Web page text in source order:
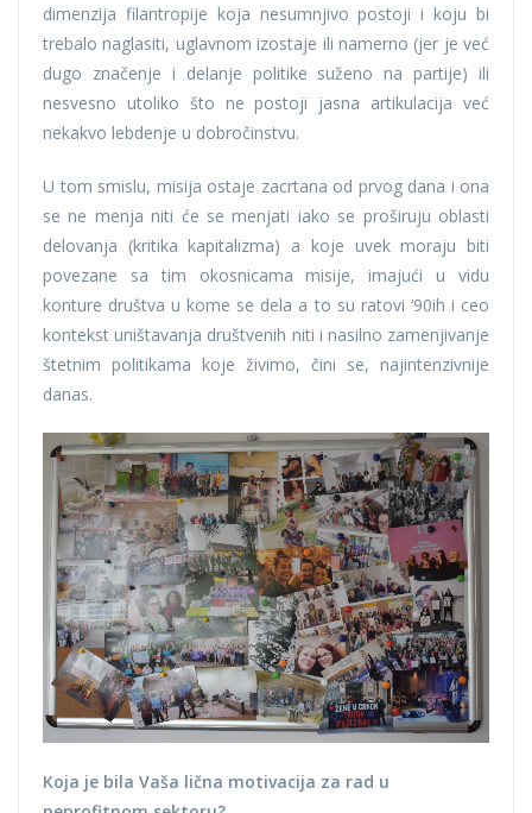
dimenzija filantropije koja nesumnjivo postoji i koju bi
trebalo naglasiti, uglavnom izostaje ili namerno (jer je već
dugo značenje i delanje politike suženo na partije) ili
nesvesno utoliko što ne postoji jasna artikulacija već
nekakvo lebdenje u dobročinstvu.
U tom smislu, misija ostaje zacrtana od prvog dana i ona
se ne menja niti će se menjati iako se proširuju oblasti
delovanja (kritika kapitalizma) a koje uvek moraju biti
povezane sa tim okosnicama misije, imajući u vidu
konture društva u kome se dela a to su ratovi ‘90ih i ceo
kontekst uništavanja društvenih niti i nasilno zamenjivanje
štetnim politikama koje živimo, čini se, najintenzivnije
danas.
Koja je bila Vaša lična motivacija za rad u